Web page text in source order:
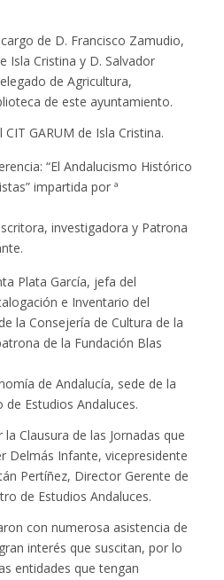
de D. Francisco Zamudio,
Isla Cristina y D. Salvador
de Agricultura,
de este ayuntamiento.
GARUM de Isla Cristina.
“El Andalucismo Histórico
impartida por ª
investigadora y Patrona
Plata García, jefa del
e Inventario del
la Consejería de Cultura de la
de la Fundación Blas
de Andalucía, sede de la
de Estudios Andaluces.
Clausura de las Jornadas que
Delmás Infante, vicepresidente
Pertíñez, Director Gerente de
de Estudios Andaluces.
con numerosa asistencia de
interés que suscitan, por lo
entidades que tengan